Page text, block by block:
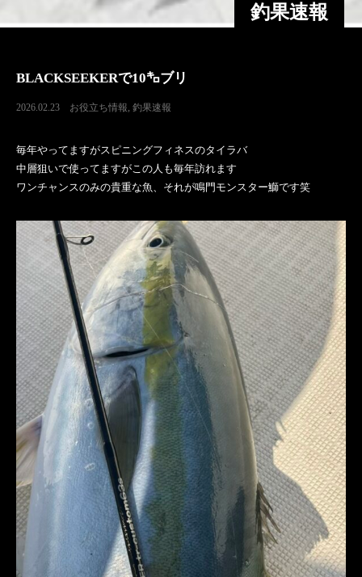
釣果速報
BLACKSEEKERで10㌔ブリ
2026.02.23 お役立ち情報, 釣果速報
毎年やってますがスピニングフィネスのタイラバ
中層狙いで使ってますがこの人も毎年訪れます
ワンチャンスのみの貴重な魚、それが鳴門モンスター鰤です笑